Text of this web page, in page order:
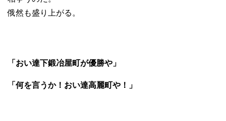
俄然も盛り上がる。
「おい達下鍛冶屋町が優勝や」
「何を言うか！おい達高麗町や！」